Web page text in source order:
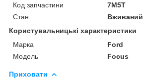
Код запчастини
7M5T
Стан
Вживаний
Користувальницькі характеристики
Марка
Ford
Модель
Focus
Приховати